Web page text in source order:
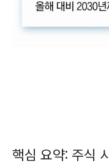
핵심 요약: 주식